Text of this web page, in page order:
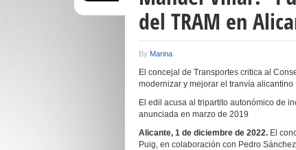
del TRAM en
By Marina
El concejal de Transportes critica al
modernizar y mejorar el tranvía alicantino
El edil acusa al tripartito autonómico de
anunciada en marzo de 2019
Alicante, 1 de diciembre de 2022. El
Puig, en colaboración con Pedro